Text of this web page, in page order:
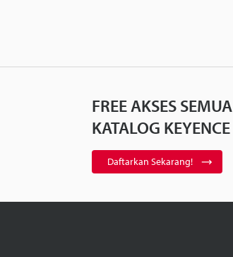
FREE AKSES SEMUA
KATALOG KEYENCE
Daftarkan Sekarang!